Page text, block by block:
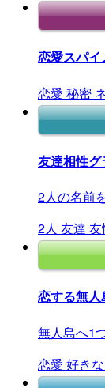
恋愛スパ
恋愛 秘密
友達相性
2人の名前
2人 友達 友
恋する無人
無人島へ1
恋愛 好き